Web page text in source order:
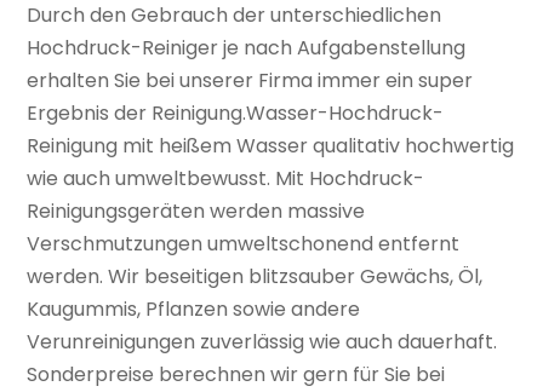
Durch den Gebrauch der unterschiedlichen
Hochdruck-Reiniger je nach Aufgabenstellung
erhalten Sie bei unserer Firma immer ein super
Ergebnis der Reinigung.Wasser-Hochdruck-
Reinigung mit heißem Wasser qualitativ hochwertig
wie auch umweltbewusst. Mit Hochdruck-
Reinigungsgeräten werden massive
Verschmutzungen umweltschonend entfernt
werden. Wir beseitigen blitzsauber Gewächs, Öl,
Kaugummis, Pflanzen sowie andere
Verunreinigungen zuverlässig wie auch dauerhaft.
Sonderpreise berechnen wir gern für Sie bei